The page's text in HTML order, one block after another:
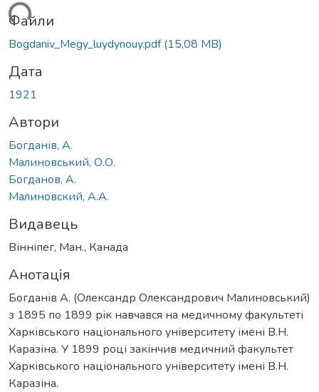
Файли
Bogdaniv_Megy_luydynouy.pdf(15,08 MB)
Дата
1921
Автори
Богданів, А.
Малиновський, О.О.
Богданов, А.
Малиновский, А.А.
Видавець
Вінніпег, Ман., Канада
Анотація
Богданів А. (Олександр Олександрович Малиновський)
з 1895 по 1899 рік навчався на медичному факультеті
Харківського національного університету імені В.Н.
Каразіна. У 1899 році закінчив медичний факультет
Харківського національного університету імені В.Н.
Каразіна.